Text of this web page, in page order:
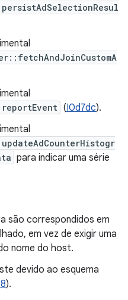
(I0d7dc).
para indicar uma série
são correspondidos em
em vez de exigir uma
nome do host.
devido ao esquema
).